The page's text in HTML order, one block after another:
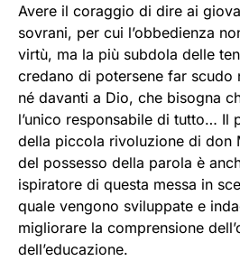
Avere il coraggio di dire ai
sovrani, per cui l’obbedienza
virtù, ma la più subdola delle
credano di potersene far scudo
né davanti a Dio, che bisogna
l’unico responsabile di tutto… Il
della piccola rivoluzione di don
del possesso della parola è
ispiratore di questa messa in
quale vengono sviluppate e
migliorare la comprensione
dell’educazione.